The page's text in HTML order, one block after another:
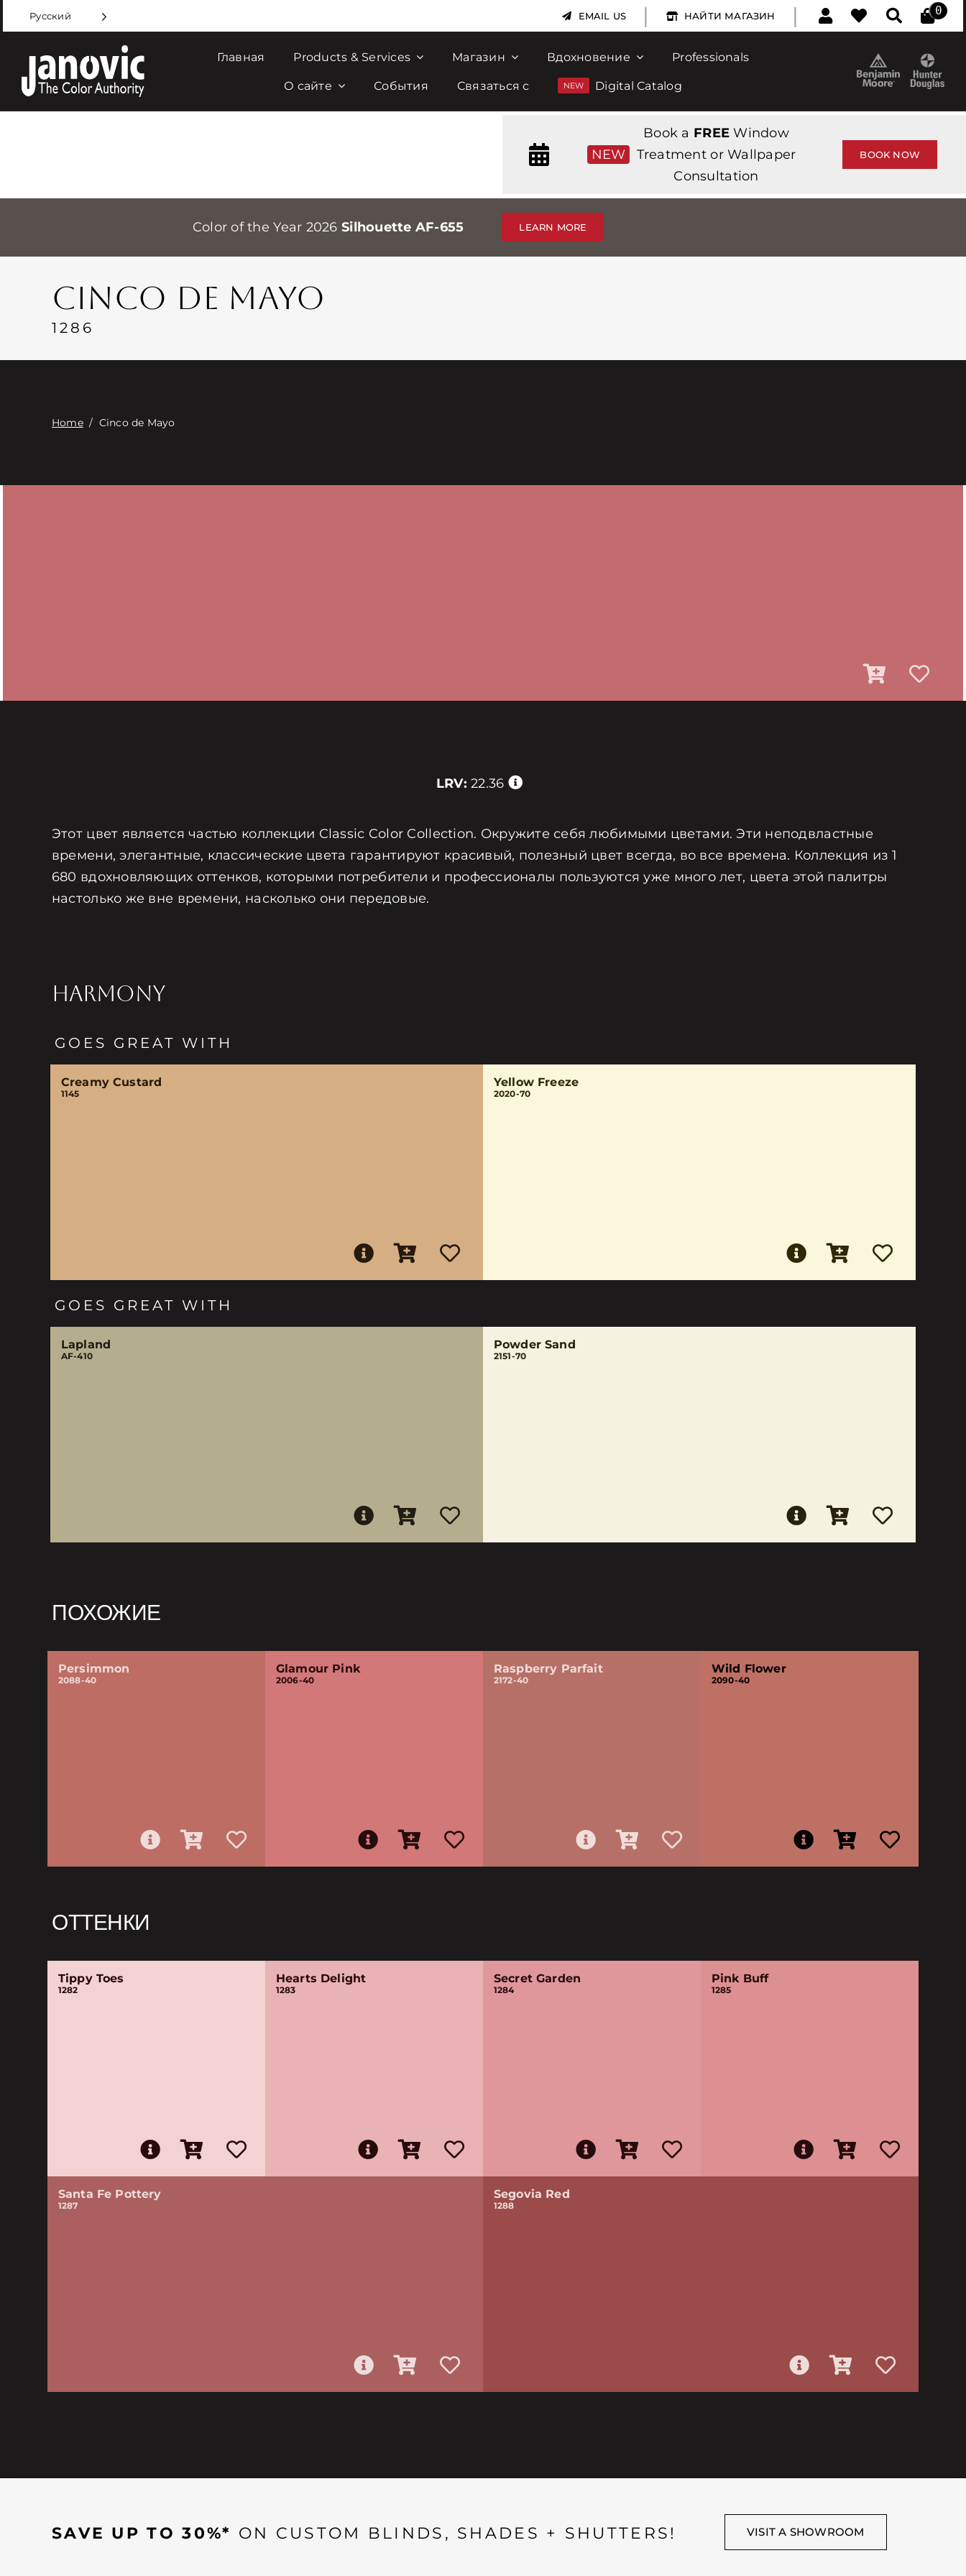
to
content
Русский EMAIL US | НАЙТИ МАГАЗИН | 0
Главная Products & Services Магазин Вдохновение Professionals
О сайте События Связаться с Digital Catalog
NEW
Book a FREE Window
Treatment or Wallpaper
Consultation
BOOK NOW
Color of the Year 2026 Silhouette AF-655 LEARN MORE
CINCO DE MAYO
1286
Home/ Cinco de Mayo
LRV: 22.36
Этот цвет является частью коллекции Classic Color Collection. Окружите себя любимыми цветами. Эти неподвластные
времени, элегантные, классические цвета гарантируют красивый, полезный цвет всегда, во все времена. Коллекция из 1
680 вдохновляющих оттенков, которыми потребители и профессионалы пользуются уже много лет, цвета этой палитры
настолько же вне времени, насколько они передовые.
HARMONY
GOES GREAT WITH
Creamy Custard
1145
Yellow Freeze
2020-70
GOES GREAT WITH
Lapland
AF-410
Powder Sand
2151-70
ПОХОЖИЕ
Persimmon
2088-40
Glamour Pink
2006-40
Raspberry Parfait
2172-40
Wild Flower
2090-40
ОТТЕНКИ
Tippy Toes
1282
Hearts Delight
1283
Secret Garden
1284
Pink Buff
1285
Santa Fe Pottery
1287
Segovia Red
1288
SAVE UP TO 30%* ON CUSTOM BLINDS, SHADES + SHUTTERS! VISIT A SHOWROOM